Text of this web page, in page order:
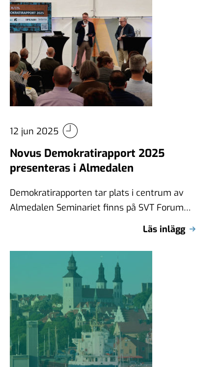
12 jun 2025
Novus Demokratirapport 2025
presenteras i Almedalen
Demokratirapporten tar plats i centrum av
Almedalen Seminariet finns på SVT Forum
Läs inlägg